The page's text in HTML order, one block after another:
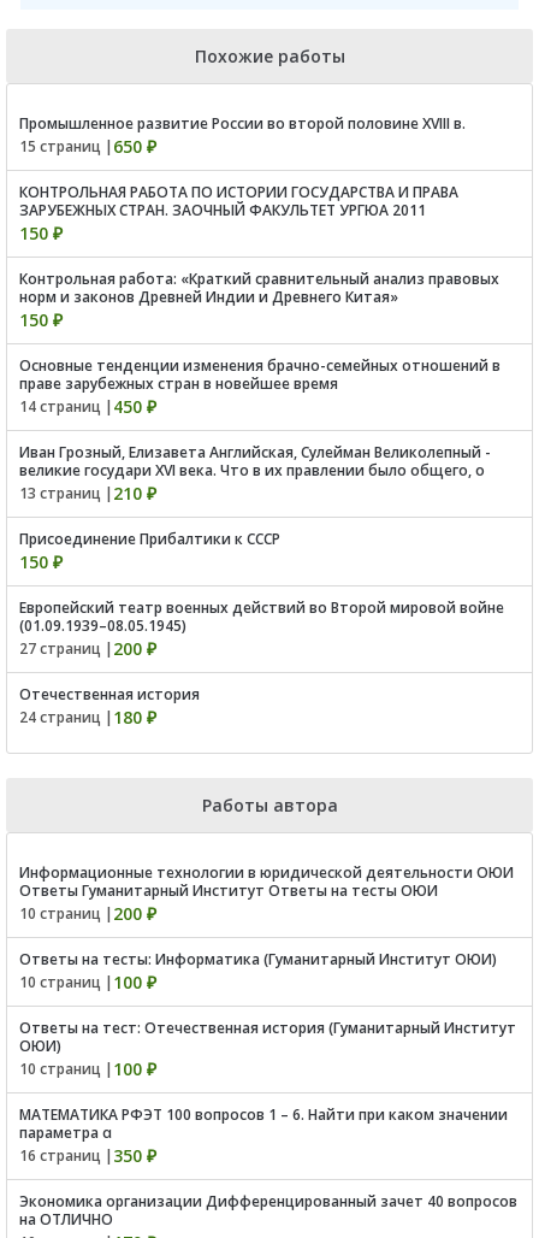
Похожие работы
Промышленное развитие России во второй половине XVIII в.
15 страниц | 650 ₽
КОНТРОЛЬНАЯ РАБОТА ПО ИСТОРИИ ГОСУДАРСТВА И ПРАВА
ЗАРУБЕЖНЫХ СТРАН. ЗАОЧНЫЙ ФАКУЛЬТЕТ УРГЮА 2011
150 ₽
Контрольная работа: «Краткий сравнительный анализ правовых
норм и законов Древней Индии и Древнего Китая»
150 ₽
Основные тенденции изменения брачно-семейных отношений в
праве зарубежных стран в новейшее время
14 страниц | 450 ₽
Иван Грозный, Елизавета Английская, Сулейман Великолепный -
великие государи XVI века. Что в их правлении было общего, о
13 страниц | 210 ₽
Присоединение Прибалтики к СССР
150 ₽
Европейский театр военных действий во Второй мировой войне
(01.09.1939–08.05.1945)
27 страниц | 200 ₽
Отечественная история
24 страниц | 180 ₽
Работы автора
Информационные технологии в юридической деятельности ОЮИ
Ответы Гуманитарный Институт Ответы на тесты ОЮИ
10 страниц | 200 ₽
Ответы на тесты: Информатика (Гуманитарный Институт ОЮИ)
10 страниц | 100 ₽
Ответы на тест: Отечественная история (Гуманитарный Институт
ОЮИ)
10 страниц | 100 ₽
МАТЕМАТИКА РФЭТ 100 вопросов 1 – 6. Найти при каком значении
параметра α
16 страниц | 350 ₽
Экономика организации Дифференцированный зачет 40 вопросов
на ОТЛИЧНО